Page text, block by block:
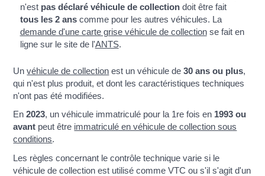
n'est pas déclaré véhicule de collectiondoit être fait
tous les 2 anscomme pour les autres véhicules. La
demande d'une carte grise véhicule de collectionse fait en
ligne sur le site de l'ANTS.
Unvéhicule de collection est un véhicule de30 ans ou plus,
qui n'est plus produit, et dont les caractéristiques techniques
n'ont pas été modifiées.
En2023, un véhicule immatriculé pour la 1re fois en 1993 ou
avant peut être immatriculé en véhicule de collection sous
conditions.
Les règles concernant le contrôle technique varie si le
véhicule de collection est utilisé comme VTC ou s'il s'agit d'un